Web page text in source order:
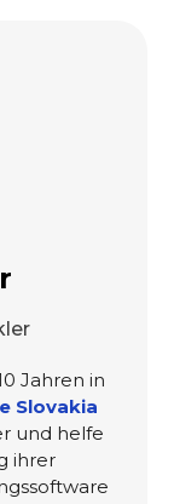
Jahren in
Slovakia
und helfe
ihrer